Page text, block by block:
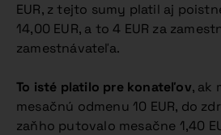
EUR, z tejto sumy platil aj
14,00 EUR, a to 4 EUR za
zamestnávateľa.
To isté platilo pre konateľov, ak
mesačnú odmenu 10 EUR, do
zaňho putovalo mesačne 1,40